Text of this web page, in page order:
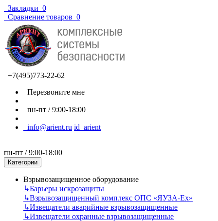
Закладки 0
Сравнение товаров 0
+7(495)773-22-62
Перезвоните мне
пн-пт / 9:00-18:00
info@arient.ru id_arient
пн-пт / 9:00-18:00
Категории
Взрывозащищенное оборудование
↳Барьеры искрозащиты
↳Взрывозащищенный комплекс ОПС «ЯУЗА-Ех»
↳Извещатели аварийные взрывозащищенные
↳Извещатели охранные взрывозащищенные